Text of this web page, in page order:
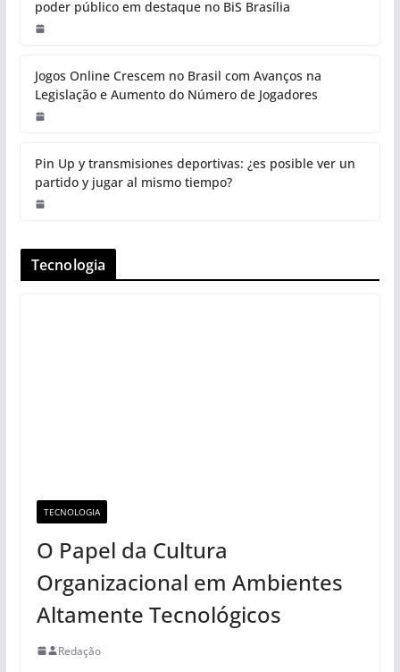
poder público em destaque no BiS Brasília
Jogos Online Crescem no Brasil com Avanços na
Legislação e Aumento do Número de Jogadores
Pin Up y transmisiones deportivas: ¿es posible ver un
partido y jugar al mismo tiempo?
Tecnologia
TECNOLOGIA
O Papel da Cultura
Organizacional em Ambientes
Altamente Tecnológicos
Redação